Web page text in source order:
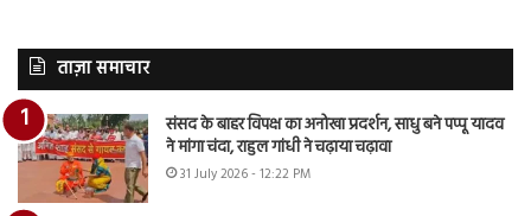
ताज़ा समाचार
संसद के बाहर विपक्ष का अनोखा प्रदर्शन, साधु बने पप्पू यादव
ने मांगा चंदा, राहुल गांधी ने चढ़ाया चढ़ावा
31 July 2026 - 12:22 PM